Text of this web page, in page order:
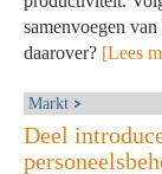
samenvoegen
daarover? [Lees
Markt
Deel